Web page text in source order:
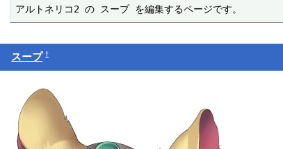
アルトネリコ2 の スープ を編集するページです。
スープ †